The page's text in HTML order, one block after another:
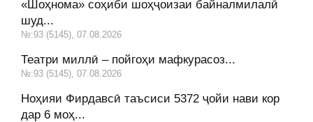
«Шоҳнома» соҳиби шоҳҷоизаи байналмилалӣ
шуд...
№:93 (5145), 07.08.2026
Театри миллӣ – пойгоҳи мафкурасоз...
№:93 (5145), 07.08.2026
Ноҳияи Фирдавсӣ таъсиси 5372 ҷойи нави кор
дар 6 моҳ...